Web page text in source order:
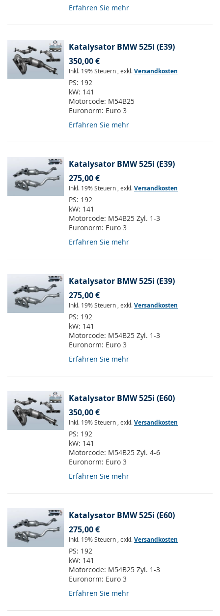
Erfahren Sie mehr
Katalysator BMW 525i (E39)
350,00 €
Inkl. 19% Steuern , exkl.Versandkosten
PS: 192
kW: 141
Motorcode: M54B25
Euronorm: Euro 3
Erfahren Sie mehr
Katalysator BMW 525i (E39)
275,00 €
Inkl. 19% Steuern , exkl.Versandkosten
PS: 192
kW: 141
Motorcode: M54B25 Zyl. 1-3
Euronorm: Euro 3
Erfahren Sie mehr
Katalysator BMW 525i (E39)
275,00 €
Inkl. 19% Steuern , exkl.Versandkosten
PS: 192
kW: 141
Motorcode: M54B25 Zyl. 1-3
Euronorm: Euro 3
Erfahren Sie mehr
Katalysator BMW 525i (E60)
350,00 €
Inkl. 19% Steuern , exkl.Versandkosten
PS: 192
kW: 141
Motorcode: M54B25 Zyl. 4-6
Euronorm: Euro 3
Erfahren Sie mehr
Katalysator BMW 525i (E60)
275,00 €
Inkl. 19% Steuern , exkl.Versandkosten
PS: 192
kW: 141
Motorcode: M54B25 Zyl. 1-3
Euronorm: Euro 3
Erfahren Sie mehr